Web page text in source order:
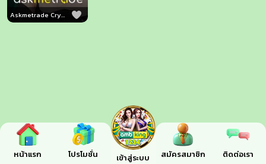
Askmetrade Crypto
หน้าแรก โปรโมชั่น เข้าสู่ระบบ สมัครสมาชิก ติดต่อเรา